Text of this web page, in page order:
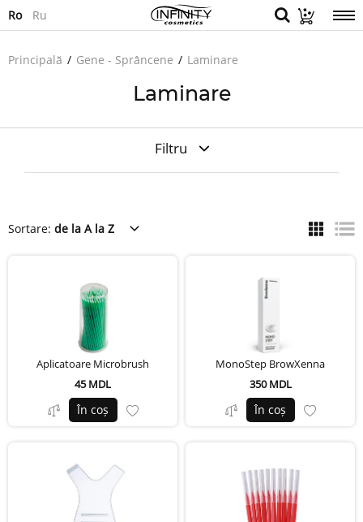
Ro Ru
Principală Gene - Sprâncene Laminare
Laminare
Filtru
Sortare: de la A la Z
Aplicatoare Microbrush
45 MDL
În coș
MonoStep BrowXenna
350 MDL
În coș